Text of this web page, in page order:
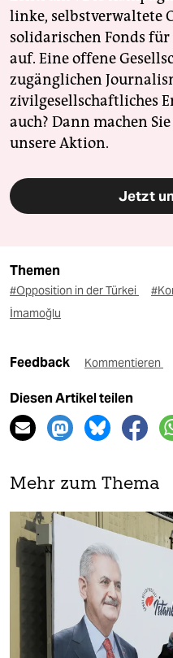
linke, selbstverwaltete
solidarischen Fonds
auf. Eine offene
zugänglichen
zivilgesellschaftliches
auch? Dann machen
unsere Aktion.
Jetzt
Themen
#Opposition in der Türkei
İmamoğlu
Feedback Kommentieren
Diesen Artikel teilen
Mehr zum Thema